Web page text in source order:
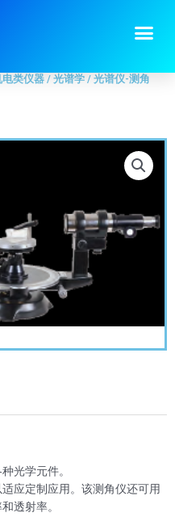
仪器
类仪器 / 光谱学 / 光谱仪-测角
光学元件。
应定制应用。该测角仪还可用
透射率。